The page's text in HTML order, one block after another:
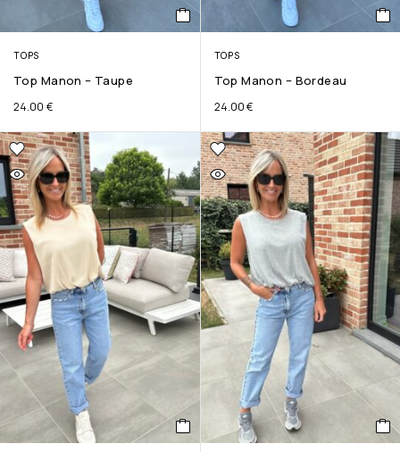
TOPS
Top Manon – Taupe
24.00 €
TOPS
Top Manon – Bordeau
24.00€